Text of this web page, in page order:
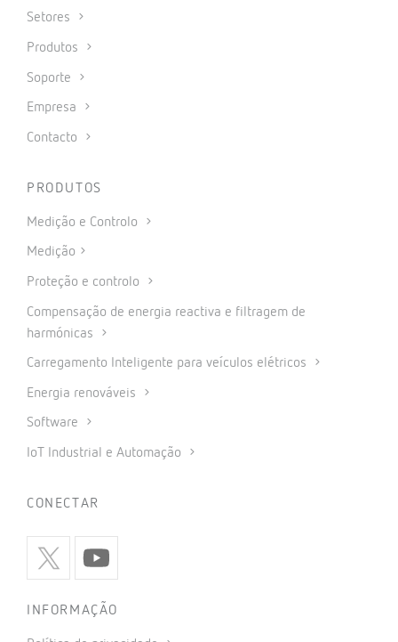
Setores
Produtos
Soporte
Empresa
Contacto
PRODUTOS
Medição e Controlo
Medição
Proteção e controlo
Compensação de energia reactiva e filtragem de
harmónicas
Carregamento Inteligente para veículos elétricos
Energia renováveis
Software
IoT Industrial e Automação
CONECTAR
INFORMAÇÃO